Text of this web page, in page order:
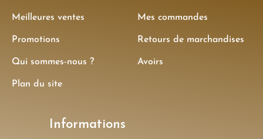
Meilleures ventes
Promotions
Qui sommes-nous ?
Plan du site
Mes commandes
Retours de marchandises
Avoirs
Informations